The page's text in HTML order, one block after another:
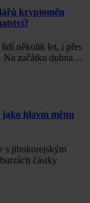
kryptoměn
lidí několik let, i přes
Na začátku dubna…
hlavní měnu
s jihokorejským
částky